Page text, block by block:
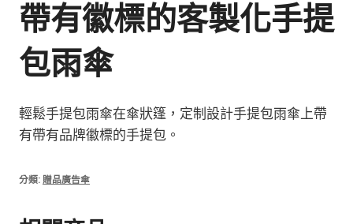
帶有徽標的客製化手提
包雨傘
輕鬆手提包雨傘在傘狀篷，定制設計手提包雨傘上帶
有帶有品牌徽標的手提包。
分類: 贈品廣告傘